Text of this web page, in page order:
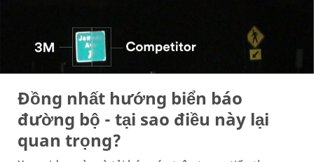
Đồng nhất hướng biển báo
đường bộ - tại sao điều này lại
quan trọng?